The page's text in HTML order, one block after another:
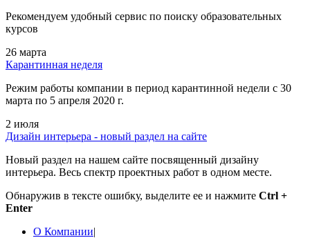
Рекомендуем удобный сервис по поиску образовательных
курсов
26 марта
Карантинная неделя
Режим работы компании в период карантинной недели c 30
марта по 5 апреля 2020 г.
2 июля
Дизайн интерьера - новый раздел на сайте
Новый раздел на нашем сайте посвященный дизайну
интерьера. Весь спектр проектных работ в одном месте.
Обнаружив в тексте ошибку, выделите ее и нажмите Ctrl +
Enter
О Компании|